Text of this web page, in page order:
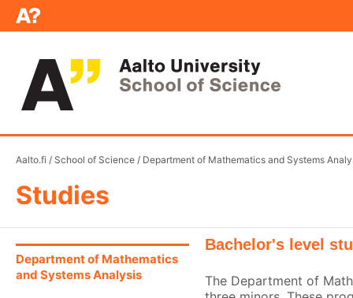
Aalto.fi / School of Science / Department of Mathematics and Systems
Studies
Department of Mathematics
and Systems Analysis
Bachelor's level
The Department of